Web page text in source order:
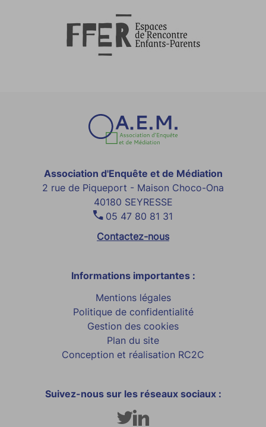
Association d'Enquête et de Médiation
2 rue de Piqueport - Maison Choco-Ona
40180 SEYRESSE
05 47 80 81 31
Contactez-nous
Informations importantes :
Mentions légales
Politique de confidentialité
Gestion des cookies
Plan du site
Conception et réalisation RC2C
Suivez-nous sur les réseaux sociaux :
Twitter